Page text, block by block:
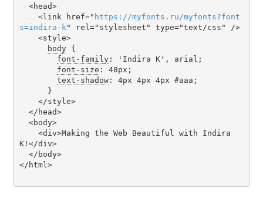
    <link href="
https ://myfonts . ru /myfonts?font
s=indira-k " rel="stylesheet" type="text/css" />
body {
font-family: 'Indira K', arial;
font-size : 48px;
text-shadow: 4px 4px 4px #aaa;
K!</div>
</html>